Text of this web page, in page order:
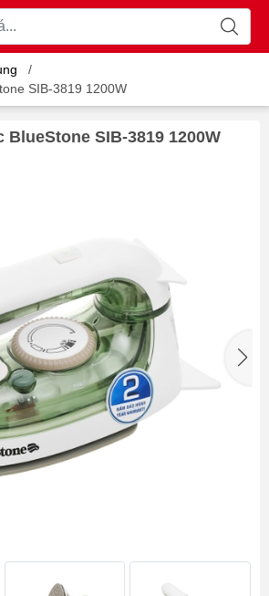
/
SIB-3819 1200W
SIB-3819 1200W